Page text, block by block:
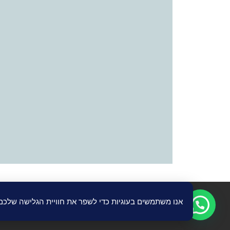
יש להתייחס לכתובים בערבון מוגבל, המידע העדכני ביותר
אנו משתמשים בעוגיות כדי לשפר את חוויית הגלישה